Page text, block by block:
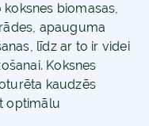
biomasas,
apauguma
līdz ar to ir videi
Koksnes
kaudzēs
optimālu